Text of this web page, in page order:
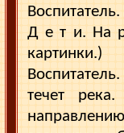
Д е т и. На
картинки.)
течет